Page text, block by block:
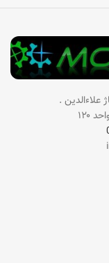
.
۱۲۰